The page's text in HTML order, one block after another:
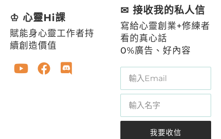
♔ 心靈Hi課
賦能身心靈工作者持
續創造價值
✉ 接收我的私人信
寫給心靈創業+修練者
看的真心話
0%廣告、好內容
我要收信